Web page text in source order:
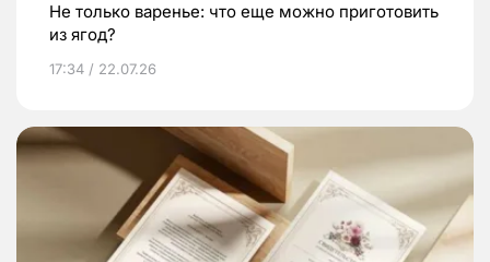
Не только варенье: что еще можно приготовить
из ягод?
17:34 / 22.07.26